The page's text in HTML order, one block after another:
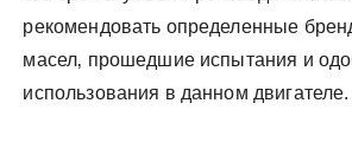
рекомендовать определенные
масел‚ прошедшие испытания и
использования в данном двигателе.